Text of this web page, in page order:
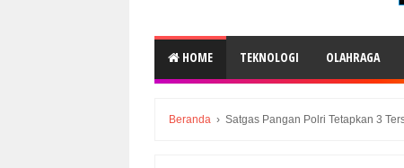
HOME TEKNOLOGI OLAHRAGA
Beranda › Satgas Pangan Polri Tetapkan 3